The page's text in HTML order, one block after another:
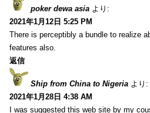
poker dewa asia より:
2021年1月12日 5:25 PM
There is perceptibly a bundle to realize
features also.
返信
Ship from China to Nigeria より:
2021年1月28日 4:38 AM
I was suggested this web site by my